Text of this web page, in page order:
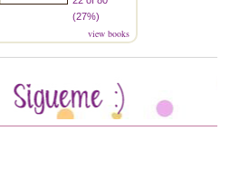
(27%)
view books